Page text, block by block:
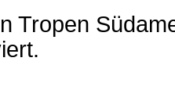
Tropen